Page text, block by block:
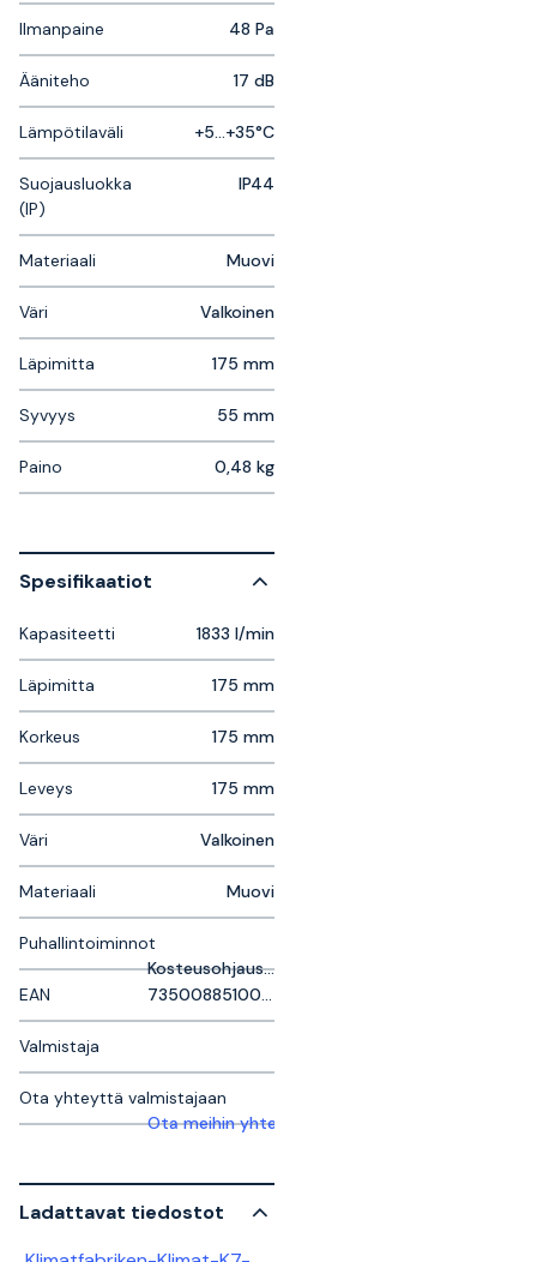
Ilmanpaine 48 Pa
Ääniteho 17 dB
Lämpötilaväli +5...+35°C
Suojausluokka
(IP)
IP44
Materiaali Muovi
Väri Valkoinen
Läpimitta 175 mm
Syvyys 55 mm
Paino 0,48 kg
Spesifikaatiot
Kapasiteetti 1833 l/min
Läpimitta 175 mm
Korkeus 175 mm
Leveys 175 mm
Väri Valkoinen
Materiaali Muovi
Puhallintoiminnot
Kosteusohjaus, Kylmäritiäl, Läsnäoloanturi, Tuuletustoiminto
EAN
Valmistaja
Ota yhteyttä valmistajaan
Ota meihin yhteyttä saadaksesi lisätietoja
Ladattavat tiedostot